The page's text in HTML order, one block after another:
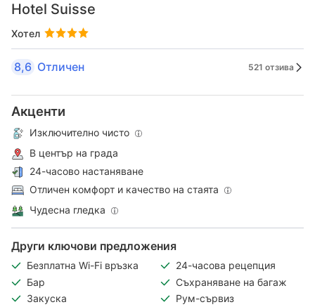
Hotel Suisse
Хотел
8,6 Отличен 521 отзива
Акценти
Изключително чисто
В център на града
24-часово настаняване
Отличен комфорт и качество на стаята
Чудесна гледка
Други ключови предложения
Безплатна Wi-Fi връзка
24-часова рецепция
Бар
Съхраняване на багаж
Закуска
Рум-сървиз